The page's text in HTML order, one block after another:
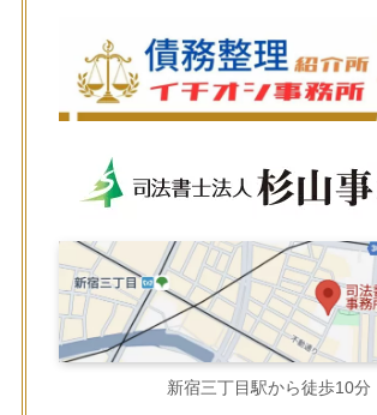
新宿三丁目駅から徒歩10分